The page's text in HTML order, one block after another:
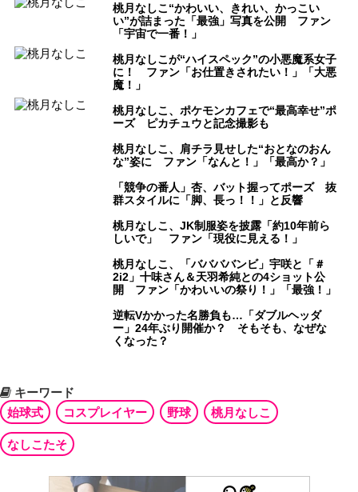
桃月なしこ“かわいい、きれい、かっこい
い”が詰まった「最強」写真を公開 ファン
「宇宙で一番！」
桃月なしこが“ハイスペック”の小悪魔系女子
に！ ファン「お仕置きされたい！」「大悪
魔！」
桃月なしこ、ポケモンカフェで“最高幸せ”ポ
ーズ ピカチュウと記念撮影も
桃月なしこ、肩チラ見せした“おとなのおん
な”姿に ファン「なんと！」「最高か？」
「競争の番人」杏、バット握ってポーズ 抜
群スタイルに「脚、長っ！！」と反響
桃月なしこ、JK制服姿を披露「約10年前ら
しいで」 ファン「現役に見える！」
桃月なしこ、「ババババンビ」宇咲と「＃
2i2」十味さん＆天羽希純との4ショット公
開 ファン「かわいいの祭り！」「最強！」
逆転Vかかった名勝負も…「ダブルヘッダ
ー」24年ぶり開催か？ そもそも、なぜな
くなった？
キーワード
始球式
コスプレイヤー 野球 桃月なしこ
なしこたそ